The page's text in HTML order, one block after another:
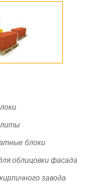
блоки
облицовки фасада
завода